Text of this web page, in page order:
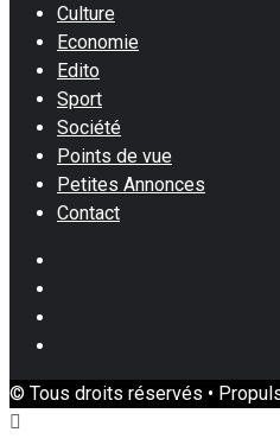
Culture
Economie
Edito
Sport
Société
Points de vue
Petites Annonces
Contact
© Tous droits réservés •